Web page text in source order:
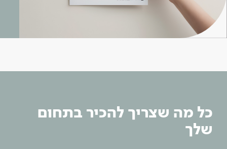
כל מה שצריך להכיר בתחום
שלך